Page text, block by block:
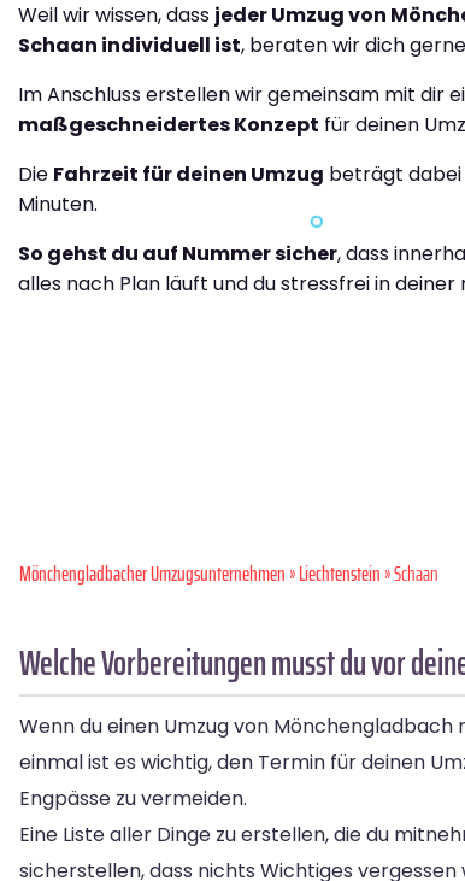
Weil wir wissen, dass jeder Umzug von
Schaan individuell ist, beraten wir dich
Im Anschluss erstellen wir gemeinsam mit dir
maßgeschneidertes Konzept für deinen
Die Fahrzeit für deinen Umzug beträgt dabei
Minuten.
So gehst du auf Nummer sicher, dass
alles nach Plan läuft und du stressfrei in deiner
Mönchen­gladbacher Umzugsunternehmen»Liechtenstein» Schaan
Welche Vorbereitungen musst du vor
Wenn du einen Umzug von
einmal ist es wichtig, den Termin für deinen
Engpässe zu vermeiden.
Eine Liste aller Dinge zu erstellen, die du
sicherstellen, dass nichts Wichtiges vergessen